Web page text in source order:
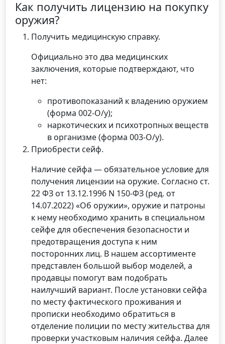
Как получить лицензию на покупку
оружия?
Получить медицинскую справку.
Официально это два медицинских
заключения, которые подтверждают, что
нет:
противопоказаний к владению оружием
(форма 002-О/у);
наркотических и психотропных веществ
в организме (форма 003-О/у).
Приобрести сейф.
Наличие сейфа — обязательное условие для
получения лицензии на оружие. Согласно ст.
22 ФЗ от 13.12.1996 N 150-ФЗ (ред. от
14.07.2022) «Об оружии», оружие и патроны
к нему необходимо хранить в специальном
сейфе для обеспечения безопасности и
предотвращения доступа к ним
посторонних лиц. В нашем ассортименте
представлен большой выбор моделей, а
продавцы помогут вам подобрать
наилучший вариант. После установки сейфа
по месту фактического проживания и
прописки необходимо обратиться в
отделение полиции по месту жительства для
проверки участковым наличия сейфа. Далее